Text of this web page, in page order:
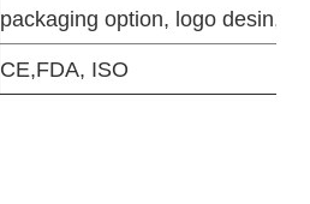
packaging option, logo
CE,FDA, ISO